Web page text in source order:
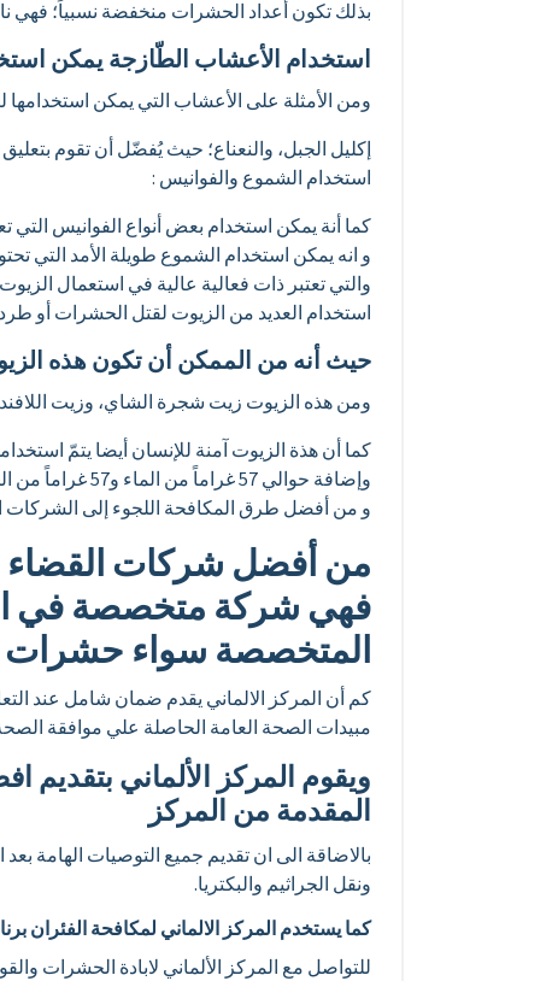
بذلك تكون أعداد الحشرات منخفضة نسبياً؛ فهي
استخدام الأعشاب الطّازجة يمكن
ومن الأمثلة على الأعشاب التي يمكن
إكليل الجبل، والنعناع؛ حيث يُفضّل أن تقوم
استخدام الشموع والفوانيس :
كما أنة يمكن استخدام بعض أنواع الفوانيس
و انه يمكن استخدام الشموع طويلة الأمد التي
والتي تعتبر ذات فعالية عالية في استعمال
استخدام العديد من الزيوت لقتل الحشرات أو
حيث أنه من الممكن أن تكون هذه
ومن هذه الزيوت زيت شجرة الشاي، وزيت
كما أن هذة الزيوت آمنة للإنسان أيضا يتمّ استخدامها من خلال وضع ما يُقارب
وإضافة حوالي 57 غراماً من الماء و57 غراماً من الخلّ الأبيض إليها ثمّ رشّ الخليط حول النوافذ وفي المطبخ.
و من أفضل طرق المكافحة اللجوء إلى
من أفضل شركات القضاء
فهي شركة متخصصة في
المتخصصة سواء حشرات
كم أن المركز الالماني يقدم ضمان شامل عند
مبيدات الصحة العامة الحاصلة علي موافقة
ويقوم المركز الألماني بتقديم
المقدمة من المركز
بالاضاقة الى ان تقديم جميع التوصيات الهامة
ونقل الجراثيم والبكتريا.
كما يستخدم المركز الالماني لمكافحة الفئران
للتواصل مع المركز الألماني لابادة الحشرات